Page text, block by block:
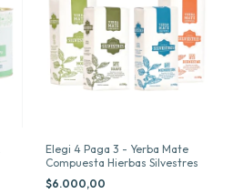
Elegi 4 Paga 3 - Yerba Mate
Compuesta Hierbas Silvestres
$6.000,00